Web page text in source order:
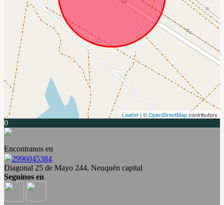
Leaflet | ©OpenStreetMapcontributors
0
Encontranos en
2996045384
Diagonal 25 de Mayo 244, Neuquén capital
Seguinos en